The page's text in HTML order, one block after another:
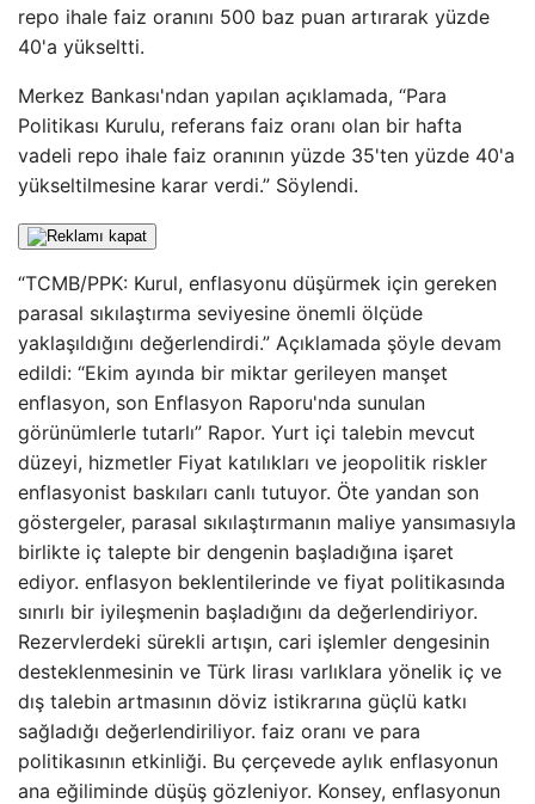
repo ihale faiz oranını 500 baz puan artırarak yüzde
40'a yükseltti.
Merkez Bankası'ndan yapılan açıklamada, “Para
Politikası Kurulu, referans faiz oranı olan bir hafta
vadeli repo ihale faiz oranının yüzde 35'ten yüzde 40'a
yükseltilmesine karar verdi.” Söylendi.
“TCMB/PPK: Kurul, enflasyonu düşürmek için gereken
parasal sıkılaştırma seviyesine önemli ölçüde
yaklaşıldığını değerlendirdi.” Açıklamada şöyle devam
edildi: “Ekim ayında bir miktar gerileyen manşet
enflasyon, son Enflasyon Raporu'nda sunulan
görünümlerle tutarlı” Rapor. Yurt içi talebin mevcut
düzeyi, hizmetler Fiyat katılıkları ve jeopolitik riskler
enflasyonist baskıları canlı tutuyor. Öte yandan son
göstergeler, parasal sıkılaştırmanın maliye yansımasıyla
birlikte iç talepte bir dengenin başladığına işaret
ediyor. enflasyon beklentilerinde ve fiyat politikasında
sınırlı bir iyileşmenin başladığını da değerlendiriyor.
Rezervlerdeki sürekli artışın, cari işlemler dengesinin
desteklenmesinin ve Türk lirası varlıklara yönelik iç ve
dış talebin artmasının döviz istikrarına güçlü katkı
sağladığı değerlendiriliyor. faiz oranı ve para
politikasının etkinliği. Bu çerçevede aylık enflasyonun
ana eğiliminde düşüş gözleniyor. Konsey, enflasyonun